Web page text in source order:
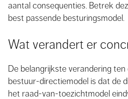
aantal consequenties. Betrek
best passende besturingsmodel.
Wat verandert er
De belangrijkste verandering
bestuur-directiemodel is dat de
het raad-van-toezichtmodel